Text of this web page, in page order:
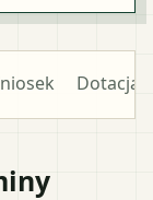
Dotacja